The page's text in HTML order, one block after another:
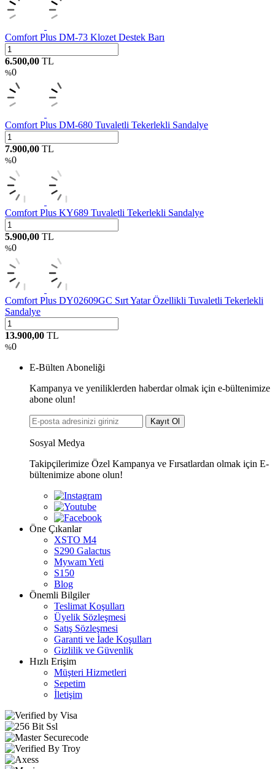
Comfort Plus DM-73 Klozet Destek Barı
6.500,00 TL
%0
Comfort Plus DM-680 Tuvaletli Tekerlekli Sandalye
7.900,00 TL
%0
Comfort Plus KY689 Tuvaletli Tekerlekli Sandalye
5.900,00 TL
%0
Comfort Plus DY02609GC Sırt Yatar Özellikli Tuvaletli Tekerlekli
Sandalye
13.900,00 TL
%0
E-Bülten Aboneliği
Kampanya ve yeniliklerden haberdar olmak için e-bültenimize
abone olun!
Kayıt Ol
Sosyal Medya
Takipçilerimize Özel Kampanya ve Fırsatlardan olmak için E-
bültenimize abone olun!
Öne Çıkanlar
XSTO M4
S290 Galactus
Mywam Yeti
S150
Blog
Önemli Bilgiler
Teslimat Koşulları
Üyelik Sözleşmesi
Satış Sözleşmesi
Garanti ve İade Koşulları
Gizlilik ve Güvenlik
Hızlı Erişim
Müşteri Hizmetleri
Sepetim
İletişim